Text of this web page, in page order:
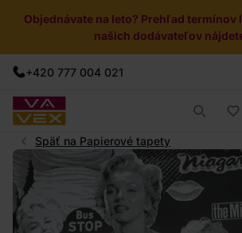
Objednávate na leto? Prehľad termínov
našich dodávateľov
+420 777 004 021
Späť na Papierové tapety